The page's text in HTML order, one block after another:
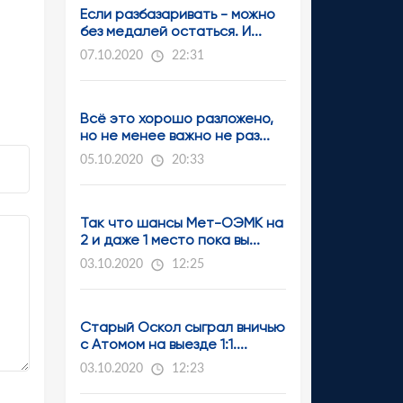
Если разбазаривать - можно
без медалей остаться. И...
07.10.2020 22:31
Всё это хорошо разложено,
но не менее важно не раз...
05.10.2020 20:33
Так что шансы Мет-ОЭМК на
2 и даже 1 место пока вы...
03.10.2020 12:25
Старый Оскол сыграл вничью
с Атомом на выезде 1:1....
03.10.2020 12:23